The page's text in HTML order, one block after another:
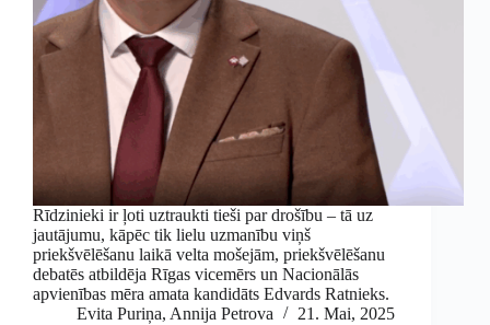
Rīdzinieki ir ļoti uztraukti tieši par drošību – tā uz
jautājumu, kāpēc tik lielu uzmanību viņš
priekšvēlēšanu laikā velta mošejām, priekšvēlēšanu
debatēs atbildēja Rīgas vicemērs un Nacionālās
apvienības mēra amata kandidāts Edvards Ratnieks.
Evita Puriņa, Annija Petrova 21. Mai, 2025